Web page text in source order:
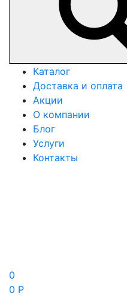
Каталог
Доставка и оплата
Акции
О компании
Блог
Услуги
Контакты
0
0 Р